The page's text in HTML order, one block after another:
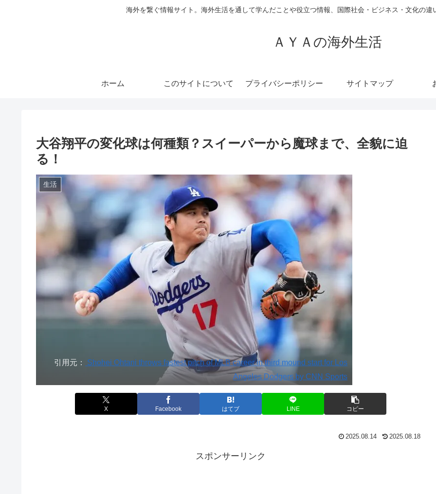
海外を繋ぐ情報サイト。海外生活を通して学んだことや役立つ情報、国際社会・ビジネス・文化の
ＡＹＡの海外生活
ホーム このサイトについて プライバシーポリシー サイトマップ
大谷翔平の変化球は何種類？スイーパーから魔球まで、全貌に迫
る！
生活
引用元：
Shohei Ohtani throws fastest pitch of MLB career in third mound start for Los
Angeles Dodgers by CNN Sports
X Facebook はてブ LINE コピー
2025.08.14 2025.08.18
スポンサーリンク